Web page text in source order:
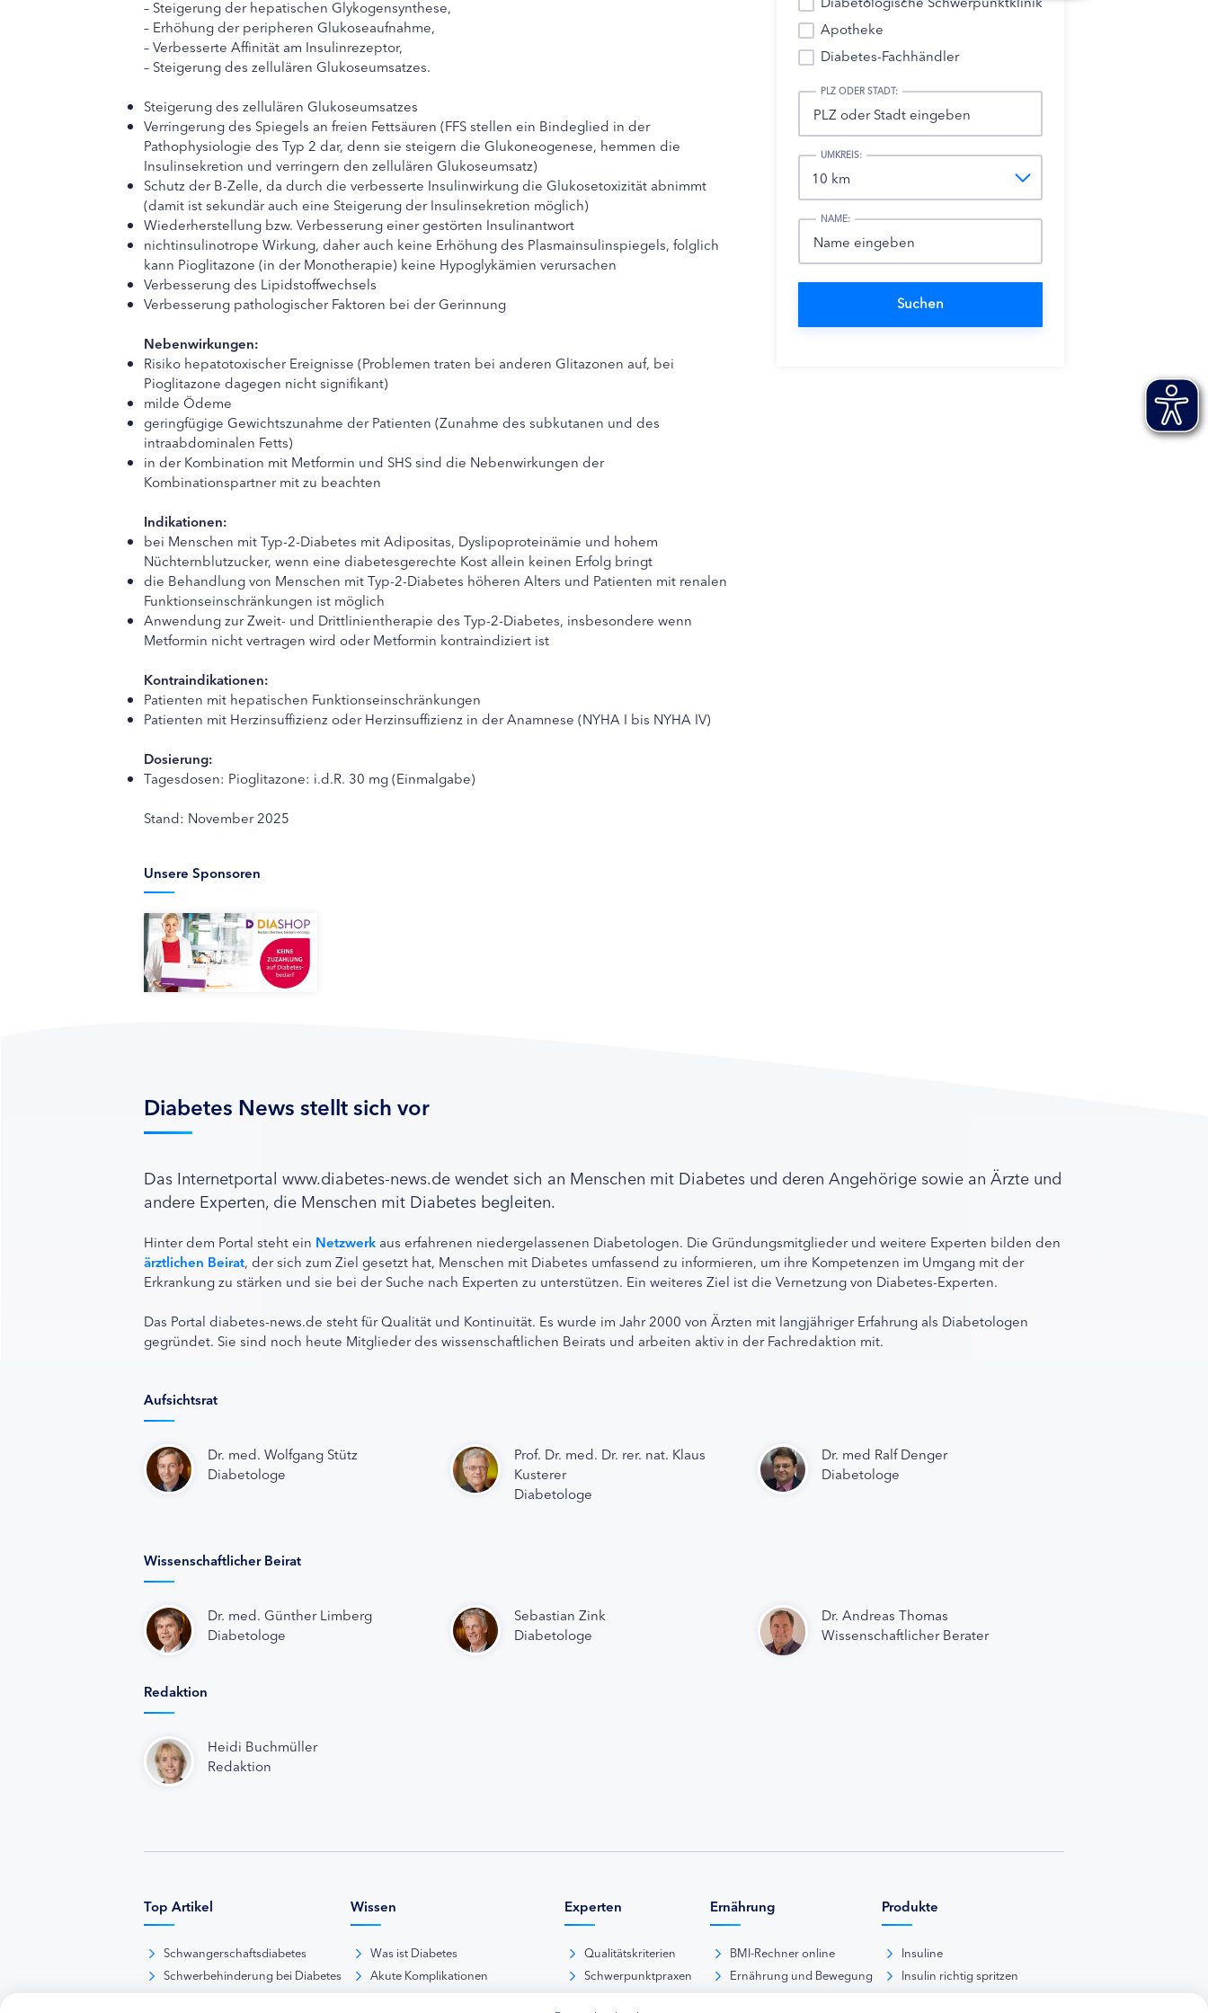
– Steigerung der hepatischen Glykogensynthese,
– Erhöhung der peripheren Glukoseaufnahme,
– Verbesserte Affinität am Insulinrezeptor,
– Steigerung des zellulären Glukoseumsatzes.
Steigerung des zellulären Glukoseumsatzes
Verringerung des Spiegels an freien Fettsäuren (FFS stellen ein Bindeglied in der
Pathophysiologie des Typ 2 dar, denn sie steigern die Glukoneogenese, hemmen die
Insulinsekretion und verringern den zellulären Glukoseumsatz)
Schutz der B-Zelle, da durch die verbesserte Insulinwirkung die Glukosetoxizität abnimmt
(damit ist sekundär auch eine Steigerung der Insulinsekretion möglich)
Wiederherstellung bzw. Verbesserung einer gestörten Insulinantwort
nichtinsulinotrope Wirkung, daher auch keine Erhöhung des Plasmainsulinspiegels, folglich
kann Pioglitazone (in der Monotherapie) keine Hypoglykämien verursachen
Verbesserung des Lipidstoffwechsels
Verbesserung pathologischer Faktoren bei der Gerinnung
Nebenwirkungen:
Risiko hepatotoxischer Ereignisse (Problemen traten bei anderen Glitazonen auf, bei
Pioglitazone dagegen nicht signifikant)
milde Ödeme
geringfügige Gewichtszunahme der Patienten (Zunahme des subkutanen und des
intraabdominalen Fetts)
in der Kombination mit Metformin und SHS sind die Nebenwirkungen der
Kombinationspartner mit zu beachten
Indikationen:
bei Menschen mit Typ-2-Diabetes mit Adipositas, Dyslipoproteinämie und hohem
Nüchternblutzucker, wenn eine diabetesgerechte Kost allein keinen Erfolg bringt
die Behandlung von Menschen mit Typ-2-Diabetes höheren Alters und Patienten mit renalen
Funktionseinschränkungen ist möglich
Anwendung zur Zweit- und Drittlinientherapie des Typ-2-Diabetes, insbesondere wenn
Metformin nicht vertragen wird oder Metformin kontraindiziert ist
Kontraindikationen:
Patienten mit hepatischen Funktionseinschränkungen
Patienten mit Herzinsuffizienz oder Herzinsuffizienz in der Anamnese (NYHA I bis NYHA IV)
Dosierung:
Tagesdosen: Pioglitazone: i.d.R. 30 mg (Einmalgabe)
Stand: November 2025
Apotheke
Diabetes-Fachhändler
PLZ ODER STADT:
UMKREIS:
NAME:
Unsere Sponsoren
Diabetes News stellt sich vor
Das Internetportal www.diabetes-news.de wendet sich an Menschen mit Diabetes und deren Angehörige sowie an Ärzte und
andere Experten, die Menschen mit Diabetes begleiten.
Hinter dem Portal steht ein Netzwerk aus erfahrenen niedergelassenen Diabetologen. Die Gründungsmitglieder und weitere Experten bilden den
ärztlichen Beirat, der sich zum Ziel gesetzt hat, Menschen mit Diabetes umfassend zu informieren, um ihre Kompetenzen im Umgang mit der
Erkrankung zu stärken und sie bei der Suche nach Experten zu unterstützen. Ein weiteres Ziel ist die Vernetzung von Diabetes-Experten.
Das Portal diabetes-news.de steht für Qualität und Kontinuität. Es wurde im Jahr 2000 von Ärzten mit langjähriger Erfahrung als Diabetologen
gegründet. Sie sind noch heute Mitglieder des wissenschaftlichen Beirats und arbeiten aktiv in der Fachredaktion mit.
Aufsichtsrat
Dr. med. Wolfgang Stütz
Diabetologe
Prof. Dr. med. Dr. rer. nat. Klaus
Kusterer
Diabetologe
Dr. med Ralf Denger
Diabetologe
Wissenschaftlicher Beirat
Dr. med. Günther Limberg
Diabetologe
Sebastian Zink
Diabetologe
Dr. Andreas Thomas
Wissenschaftlicher Berater
Redaktion
Heidi Buchmüller
Redaktion
Top Artikel
Schwangerschaftsdiabetes
Schwerbehinderung bei Diabetes
Wissen
Was ist Diabetes
Akute Komplikationen
Experten
Qualitätskriterien
Schwerpunktpraxen
Ernährung
BMI-Rechner online
Ernährung und Bewegung
Produkte
Insuline
Insulin richtig spritzen